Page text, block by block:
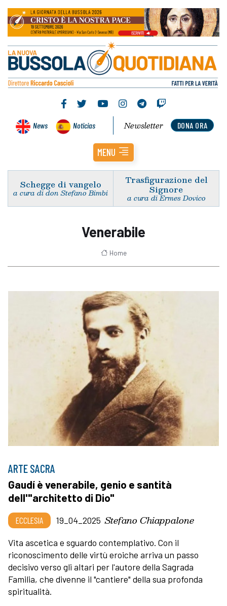
News Noticias DONA ORA
Newsletter
MENU
Schegge di vangelo
a cura di don Stefano Bimbi
Trasfigurazione del
Signore
a cura di Ermes Dovico
Venerabile
Home
ARTE SACRA
Gaudí è venerabile, genio e santità
dell'"architetto di Dio"
ECCLESIA 19_04_2025 Stefano Chiappalone
Vita ascetica e sguardo contemplativo. Con il
riconoscimento delle virtù eroiche arriva un passo
decisivo verso gli altari per l'autore della Sagrada
Familia, che divenne il "cantiere" della sua profonda
spiritualità.